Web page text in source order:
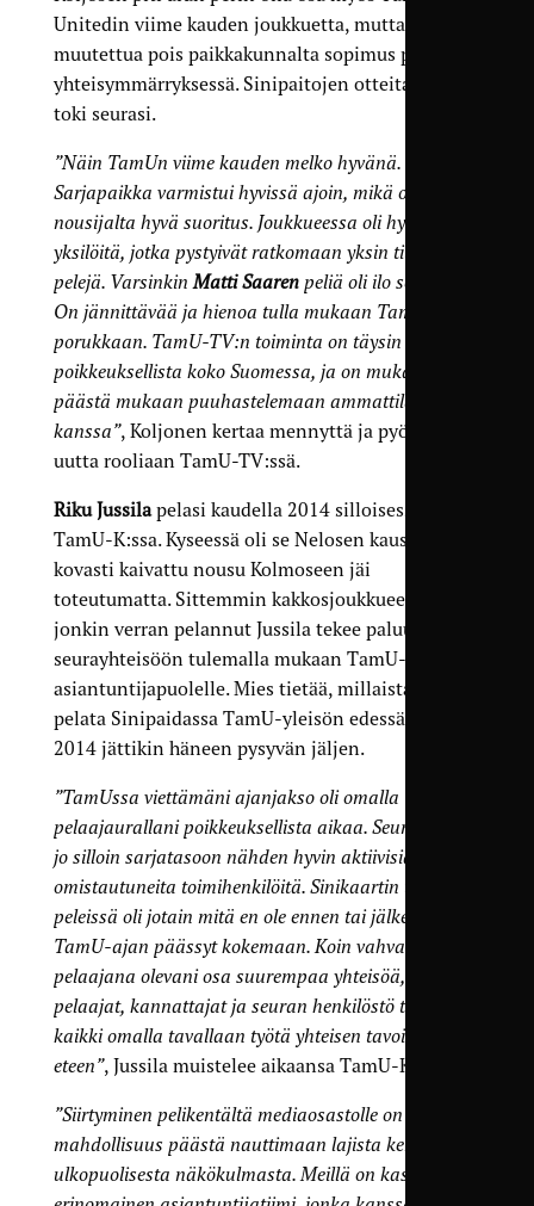
Unitedin viime kauden joukkuetta, mutta miehen
muutettua pois paikkakunnalta sopimus purettiin
yhteisymmärryksessä. Sinipaitojen otteita hän
toki seurasi.
”Näin TamUn viime kauden melko hyvänä.
Sarjapaikka varmistui hyvissä ajoin, mikä on aina
nousijalta hyvä suoritus. Joukkueessa oli hyviä
yksilöitä, jotka pystyivät ratkomaan yksin tiukkoja
pelejä. Varsinkin Matti Saarenpeliä oli ilo seurata.
On jännittävää ja hienoa tulla mukaan TamU-TV:n
porukkaan. TamU-TV:n toiminta on täysin
poikkeuksellista koko Suomessa, ja on mukava
päästä mukaan puuhastelemaan ammattilaisten
kanssa”, Koljonen kertaa mennyttä ja pyörittelee
uutta rooliaan TamU-TV:ssä.
Riku Jussilapelasi kaudella 2014 silloisessa
TamU-K:ssa. Kyseessä oli se Nelosen kausi, jona
kovasti kaivattu nousu Kolmoseen jäi
toteutumatta. Sittemmin kakkosjoukkueessa
jonkin verran pelannut Jussila tekee paluun
seurayhteisöön tulemalla mukaan TamU-TV:n
asiantuntijapuolelle. Mies tietää, millaista on
pelata Sinipaidassa TamU-yleisön edessä. Kausi
2014 jättikin häneen pysyvän jäljen.
”TamUssa viettämäni ajanjakso oli omalla
pelaajaurallani poikkeuksellista aikaa. Seurassa oli
jo silloin sarjatasoon nähden hyvin aktiivisia ja
omistautuneita toimihenkilöitä. Sinikaartin tuki
peleissä oli jotain mitä en ole ennen tai jälkeen
TamU-ajan päässyt kokemaan. Koin vahvasti
pelaajana olevani osa suurempaa yhteisöä, jossa
pelaajat, kannattajat ja seuran henkilöstö tekivät
kaikki omalla tavallaan työtä yhteisen tavoitteen
eteen”, Jussila muistelee aikaansa TamU-K:ssa.
”Siirtyminen pelikentältä mediaosastolle on
mahdollisuus päästä nauttimaan lajista kentän
ulkopuolisesta näkökulmasta. Meillä on kasassa